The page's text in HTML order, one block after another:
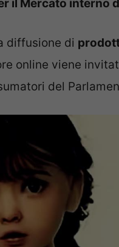
il Mercato interno
diffusione di
online viene
del